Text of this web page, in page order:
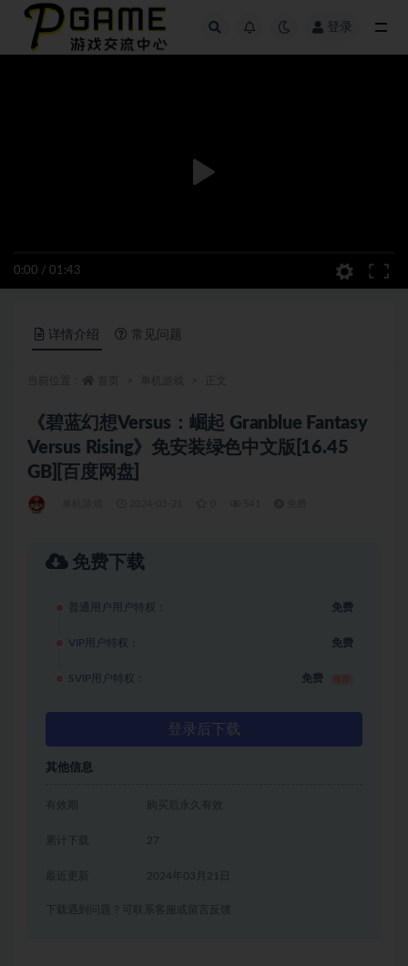
登录
0:00 / 01:43
详情介绍 常见问题
《碧蓝幻想Versus：崛起 Granblue Fantasy
Versus Rising》免安装绿色中文版[16.45
GB][百度网盘]
免费下载
普通用户用户特权： 免费
VIP用户特权： 免费
SVIP用户特权： 免费
登录后下载
其他信息
有效期 购买后永久有效
累计下载 27
2024年03月21日
下载遇到问题？可联系客服或留言反馈
全部